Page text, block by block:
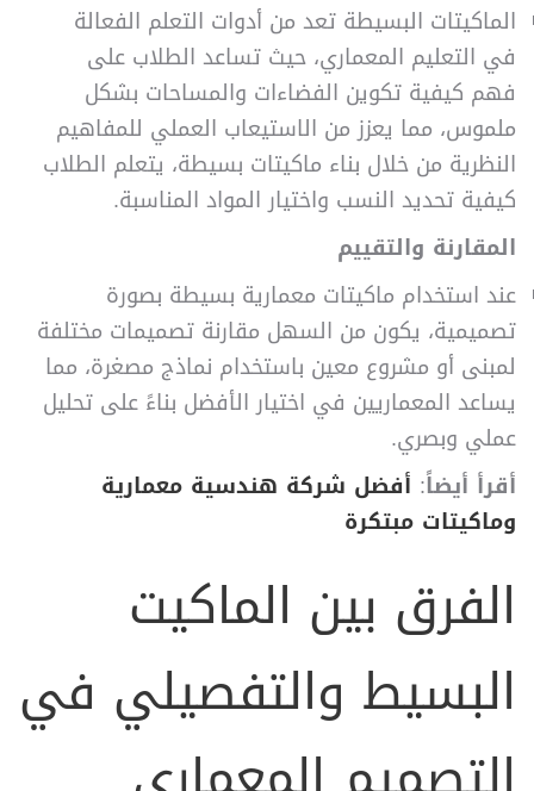
الماكيتات البسيطة تعد من أدوات التعلم الفعالة
في التعليم المعماري، حيث تساعد الطلاب على
فهم كيفية تكوين الفضاءات والمساحات بشكل
ملموس، مما يعزز من الاستيعاب العملي للمفاهيم
النظرية من خلال بناء ماكيتات بسيطة، يتعلم الطلاب
كيفية تحديد النسب واختيار المواد المناسبة.
المقارنة والتقييم
عند استخدام ماكيتات معمارية بسيطة بصورة
تصميمية، يكون من السهل مقارنة تصميمات مختلفة
لمبنى أو مشروع معين باستخدام نماذج مصغرة، مما
يساعد المعماريين في اختيار الأفضل بناءً على تحليل
عملي وبصري.
أقرأ أيضاً: أفضل شركة هندسية معمارية
وماكيتات مبتكرة
الفرق بين الماكيت
البسيط والتفصيلي في